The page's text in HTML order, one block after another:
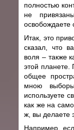
полностью
не
освобождаете
Итак, это
сказал, что
воля – также
этой планете.
общее
мною
используете
как же на
ж, вы делаете
Например,